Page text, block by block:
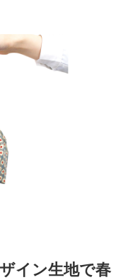
イン生地で春